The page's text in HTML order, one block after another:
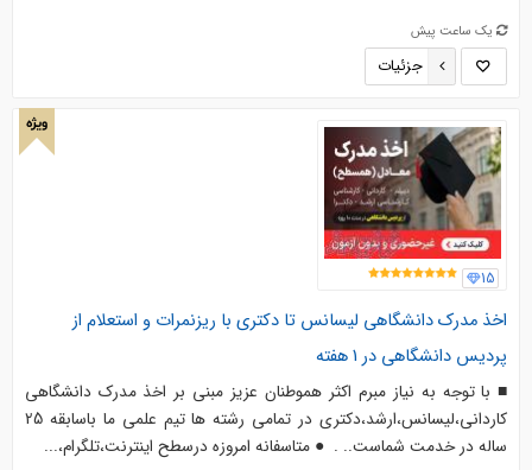
یک ساعت پیش
جزئیات
ویژه
15
اخذ مدرک دانشگاهی لیسانس تا دکتری با ریزنمرات و استعلام از
پردیس دانشگاهی در 1 هفته
■ با توجه به نیاز مبرم اکثر هموطنان عزیز مبنی بر اخذ مدرک دانشگاهی
کاردانی،لیسانس،ارشد،دکتری در تمامی رشته ها تیم علمی ما باسابقه 25
ساله در خدمت شماست.. . ️ ● متاسفانه امروزه درسطح اینترنت،تلگرام،...